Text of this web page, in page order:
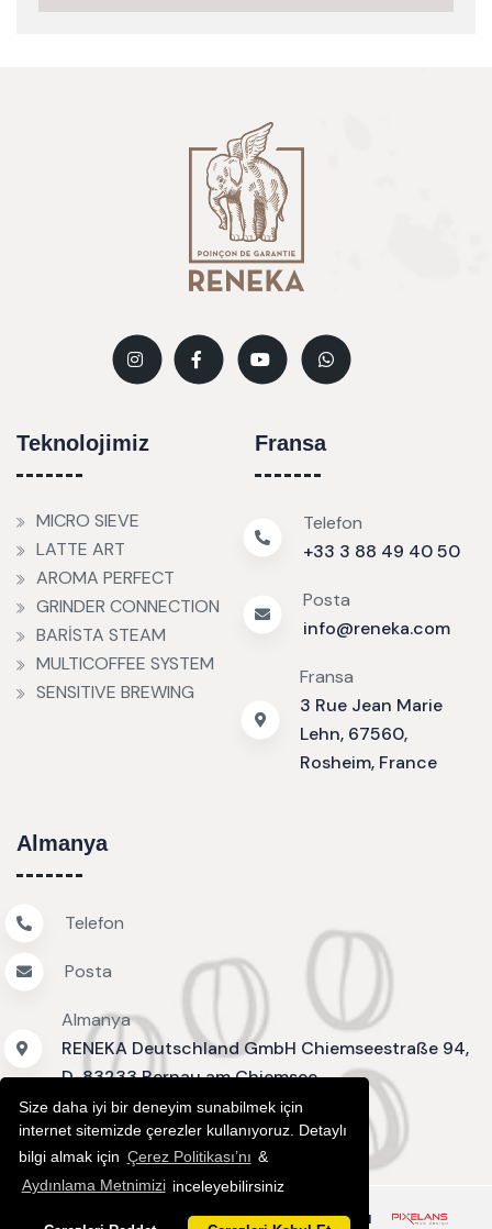
Size daha iyi bir deneyim sunabilmek için
internet sitemizde çerezler kullanıyoruz. Detaylı
bilgi almak için Çerez Politikası’nı &
Aydınlama Metnimizi inceleyebilirsiniz
Teknolojimiz
MICRO SIEVE
LATTE ART
AROMA PERFECT
GRINDER CONNECTION
BARİSTA STEAM
MULTICOFFEE SYSTEM
SENSITIVE BREWING
Fransa
Telefon
+33 3 88 49 40 50
Posta
info@reneka.com
Fransa
3 Rue Jean Marie
Lehn, 67560,
Rosheim, France
Almanya
Telefon
Posta
Almanya
RENEKA Deutschland GmbH Chiemseestraße 94,
D-83233 Bernau am Chiemsee
Kişisel Verilerin İşlenmesiÇerez Politikası